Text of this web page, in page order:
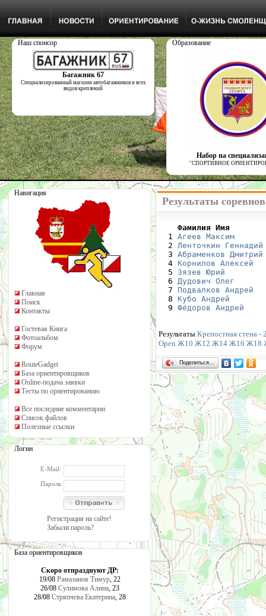
Наш спонсор
Багажник 67
Специализированный магазин автобагажников и всех
видов креплений
Образование
Набор на
"СПОРТИВНОЕ
Навигация
Главная
Поиск
Контакты
Гостевая Книга
Фотоальбом
Форум
RouteGadget
База ориентировщиков
Online-подача заявки
Тесты по ориентированию
Все последние комментарии
Список файлов
Полезные ссылки
Логин
E-Mail:
Пароль
Регистрация на сайте!
Забыли пароль?
База ориентировщиков
Скоро отпразднуют ДР:
19/08 Рамазанов Тимур, 22
26/08 Сулимова Алина, 23
28/08 Стряпчева Екатерина, 28
Результаты
Фамилия Имя
1 Агеев Максим
  2
Ленточкин Геннадий
  3
Абраменков Дмитрий
  4
Корнилов Алексей
  5
Зязев Юрий
  6
Дудович Олег
  7
Подвалков Андрей
  8
Кубо Андрей
  9
Фёдоров Андрей
Результаты Крепостная стена -
Open Ж10 Ж12 Ж14 Ж16 Ж18
Поделиться…